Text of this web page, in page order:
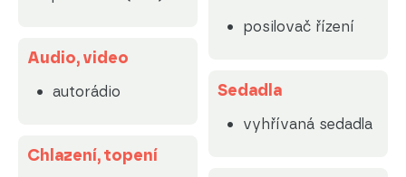
Audio, video
autorádio
Chlazení, topení
posilovač řízení
Sedadla
vyhřívaná sedadla